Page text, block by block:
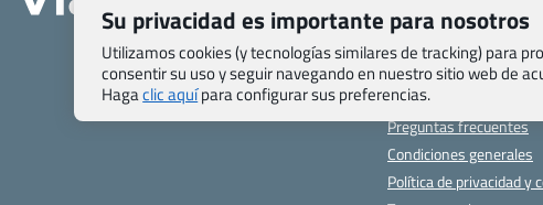
Pasaporte, Visado,
específicas
Blog de Viajes.com
Registro de agencias
Preguntas frecuentes
Condiciones generales
Política de privacidad y
Su privacidad es importante para nosotros
Utilizamos cookies (y tecnologías similares de tracking) para
consentir su uso y seguir navegando en nuestro sitio web de
Hagaclic aquípara configurar sus preferencias.